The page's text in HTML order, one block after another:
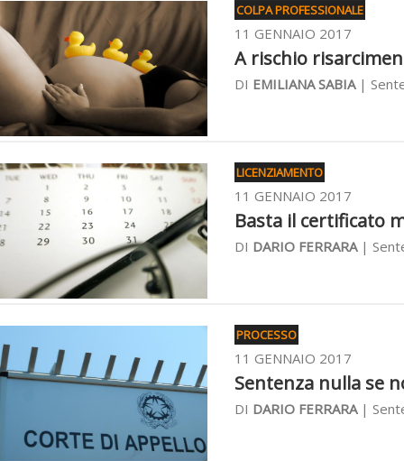
COLPA PROFESSIONALE
11 GENNAIO 2017
A rischio
DI EMILIANA SABIA|
LICENZIAMENTO
11 GENNAIO 2017
Basta il certificato
DI DARIO FERRARA|
PROCESSO
11 GENNAIO 2017
Sentenza nulla se
DI DARIO FERRARA|